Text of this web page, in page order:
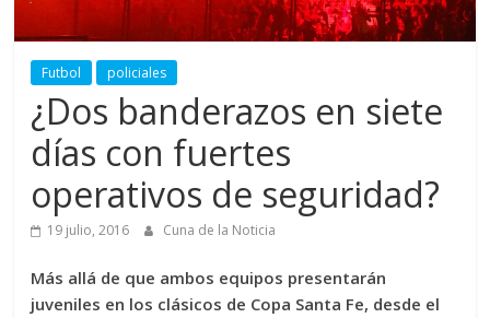
Futbol policiales
¿Dos banderazos en siete
días con fuertes
operativos de seguridad?
19 julio, 2016 Cuna de la Noticia
Más allá de que ambos equipos presentarán
juveniles en los clásicos de Copa Santa Fe, desde el